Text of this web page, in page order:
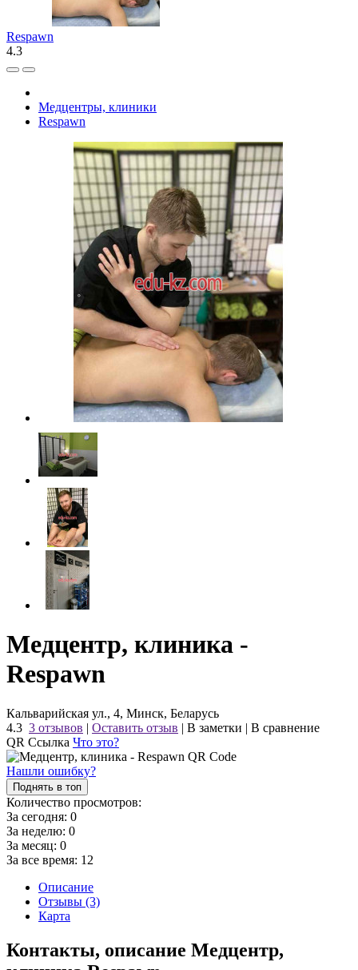
Respawn
4.3
Медцентры, клиники
Respawn
Медцентр, клиника -
Respawn
Кальварийская ул., 4, Минск, Беларусь
4.3 3 отзывов | Оставить отзыв | В заметки | В сравнение
QR Ссылка Что это?
Нашли ошибку?
Поднять в топ
Количество просмотров:
За сегодня: 0
За неделю: 0
За месяц: 0
За все время: 12
Описание
Отзывы (3)
Карта
Контакты, описание Медцентр,